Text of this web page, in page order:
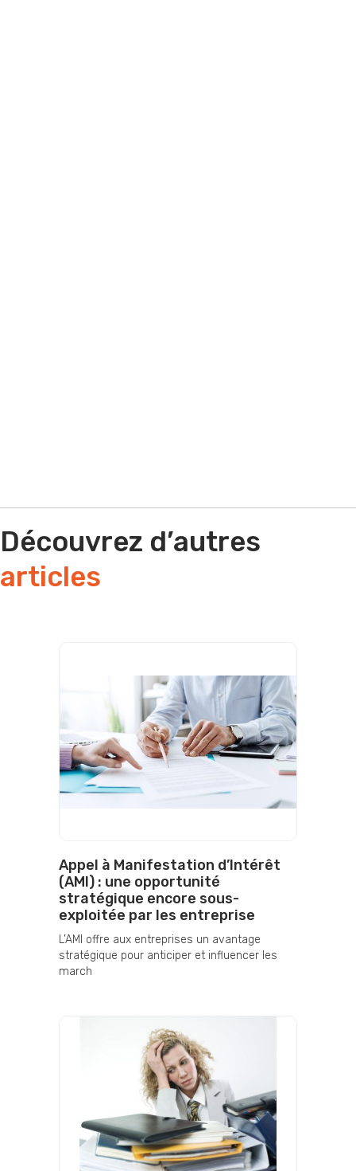
Découvrez d’autres
articles
Appel à Manifestation d’Intérêt
(AMI) : une opportunité
stratégique encore sous-
exploitée par les entreprise
L’AMI offre aux entreprises un avantage
stratégique pour anticiper et influencer les
march